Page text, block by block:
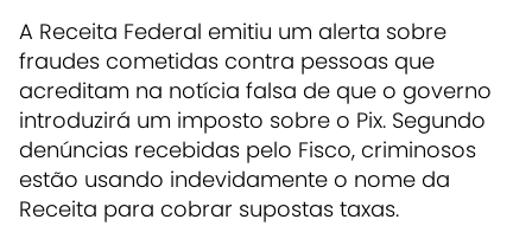
A Receita Federal emitiu um alerta sobre
fraudes cometidas contra pessoas que
acreditam na notícia falsa de que o governo
introduzirá um imposto sobre o Pix. Segundo
denúncias recebidas pelo Fisco, criminosos
estão usando indevidamente o nome da
Receita para cobrar supostas taxas.